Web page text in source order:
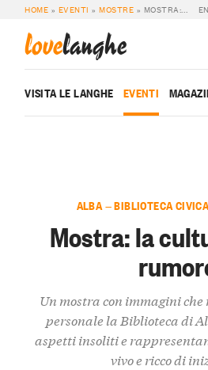
HOME » EVENTI »MOSTRE » MOSTRA: LA CULTURA NON FA RUMORE
lovelanghe
VISITA LE LANGHE EVENTI
ALBA — BIBLIOTECA
Mostra: la
Un mostra con immagini
personale la Biblioteca di
aspetti insoliti e
vivo e ricco di